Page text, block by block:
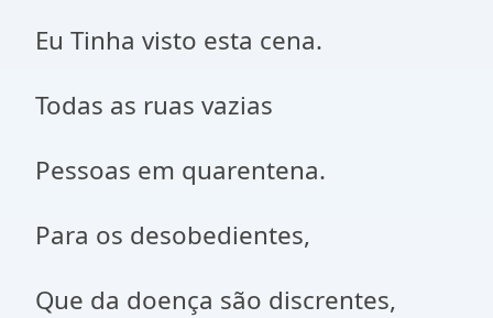
Eu Tinha visto esta cena.
Todas as ruas vazias
Pessoas em quarentena.
Para os desobedientes,
Que da doença são discrentes,